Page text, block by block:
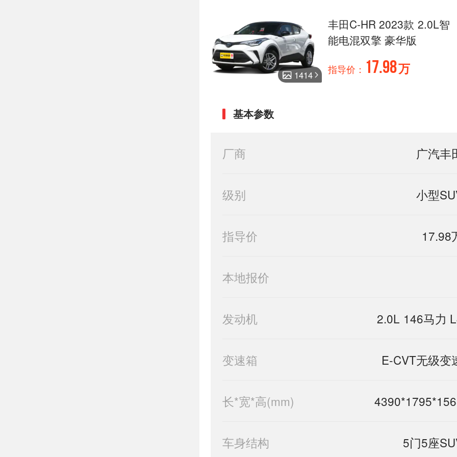
1414
丰田C-HR 2023款 2.0L智
能电混双擎 豪华版
指导价： 17.98万
基本参数
厂商 广汽丰
级别 小型
指导价 17.98
本地报价
发动机 2.0L 146马力
变速箱 E-CVT无级变
长*宽*高(mm)
车身结构 5门5座